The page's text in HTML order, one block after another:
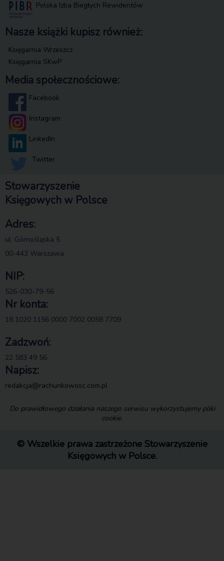
Polska Izba Biegłych Rewidentów
Nasze książki kupisz również:
Księgarnia Wrzeszcz
Księgarnia SKwP
Media społecznościowe:
Facebook
Instagram
LinkedIn
Twitter
Stowarzyszenie
Księgowych w Polsce
Adres:
ul. Górnośląska 5
00-443 Warszawa
NIP:
526-030-79-56
Nr konta:
18 1020 1156 0000 7002 0058 7709
Zadzwoń:
22 583 49 56
Napisz:
redakcja@rachunkowosc.com.pl
Do prawidłowego działania naszego serwisu wykorzystujemy pliki
cookie.
© Wszelkie prawa zastrzeżone Stowarzyszenie
Księgowych w Polsce.